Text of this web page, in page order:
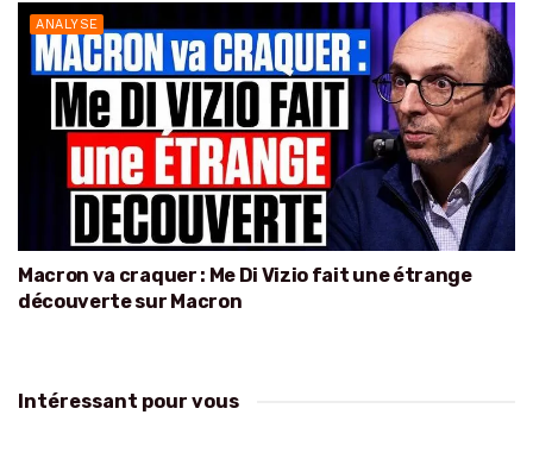
ANALYSE
Macron va craquer : Me Di Vizio fait une étrange
découverte sur Macron
Intéressant pour vous